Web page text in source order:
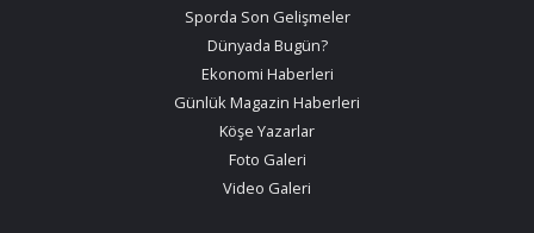
Sporda Son Gelişmeler
Dünyada Bugün?
Ekonomi Haberleri
Günlük Magazin Haberleri
Köşe Yazarlar
Foto Galeri
Video Galeri